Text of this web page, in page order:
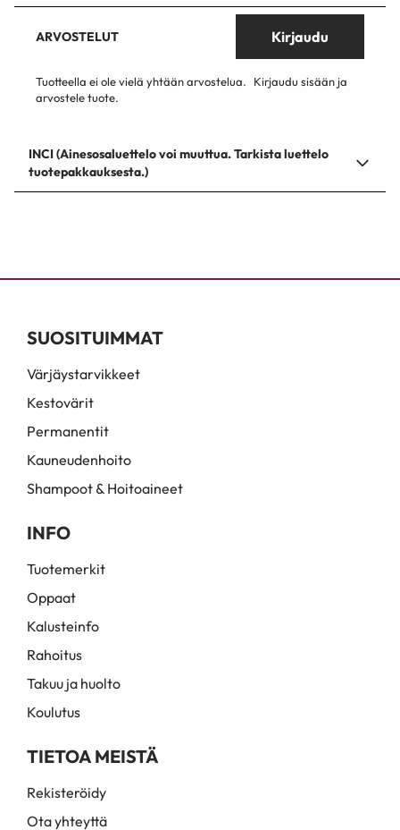
ARVOSTELUT Kirjaudu
Tuotteella ei ole vielä yhtään arvostelua.
Kirjaudu sisään ja
arvostele tuote.
INCI (Ainesosaluettelo voi muuttua. Tarkista luettelo
tuotepakkauksesta.)
SUOSITUIMMAT
Värjäystarvikkeet
Kestovärit
Permanentit
Kauneudenhoito
Shampoot & Hoitoaineet
INFO
Tuotemerkit
Oppaat
Kalusteinfo
Rahoitus
Takuu ja huolto
Koulutus
TIETOA MEISTÄ
Rekisteröidy
Ota yhteyttä